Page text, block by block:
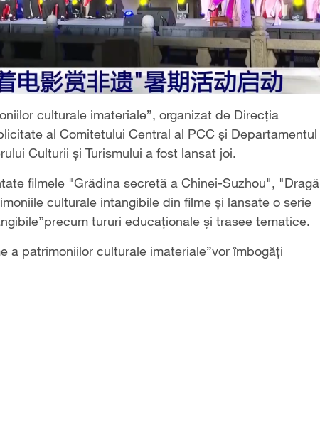
culturale imateriale”, organizat de Direcția
al Comitetului Central al PCC și Departamentul
Culturii și Turismului a fost lansat joi.
filmele "Grădina secretă a Chinei-Suzhou", "Dragă
culturale intangibile din filme și lansate o serie
tururi educaționale și trasee tematice.
a patrimoniilor culturale imateriale”vor îmbogăți